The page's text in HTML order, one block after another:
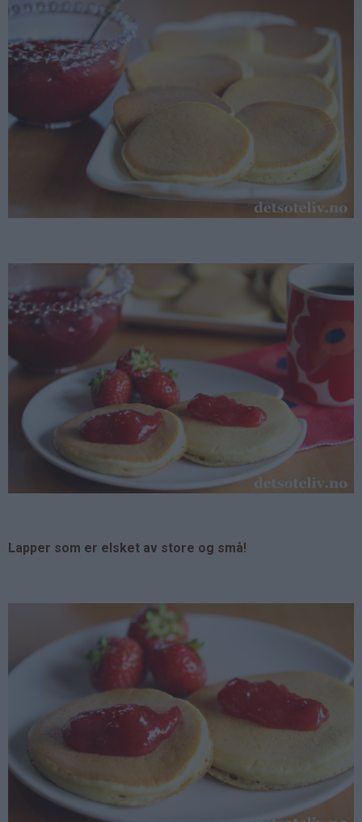
Lapper som er elsket av store og små!